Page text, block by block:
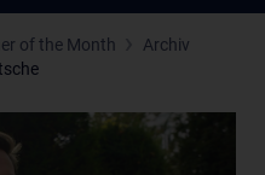
of the Month
Archiv